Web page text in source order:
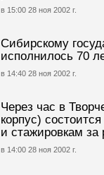
в 15:00 28 ноя 2002 г.
Сибирскому
исполнилось 70
в 14:40 28 ноя 2002 г.
Через час в
корпус)
и стажировкам за
в 14:00 28 ноя 2002 г.